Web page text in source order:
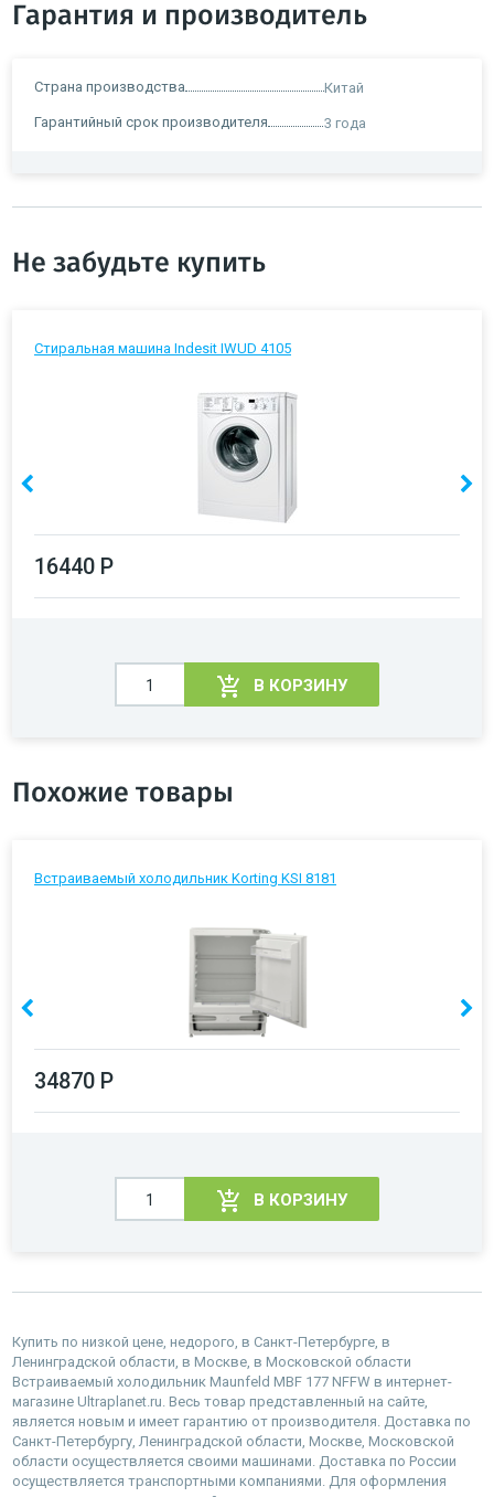
Гарантия и производитель
Страна производства Китай
Гарантийный срок производителя 3 года
Не забудьте купить
Стиральная машина Indesit IWUD 4105
16440 Р
В КОРЗИНУ
Похожие товары
Встраиваемый холодильник Korting KSI 8181
34870 Р
В КОРЗИНУ
Купить по низкой цене, недорого, в Санкт-Петербурге, в
Ленинградской области, в Москве, в Московской области
Встраиваемый холодильник Maunfeld MBF 177 NFFW в интернет-
магазине Ultraplanet.ru. Весь товар представленный на сайте,
является новым и имеет гарантию от производителя. Доставка по
Санкт-Петербургу, Ленинградской области, Москве, Московской
области осуществляется своими машинами. Доставка по России
осуществляется транспортными компаниями. Для оформления